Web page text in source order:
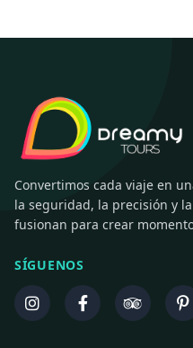
Convertimos cada viaje en
la seguridad, la precisión y
fusionan para crear
SÍGUENOS